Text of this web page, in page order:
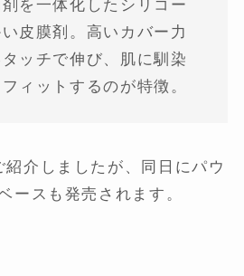
を一体化したシリコー
皮膜剤。高いカバー力
ッチで伸び、肌に馴染
ィットするのが特徴。
介しましたが、同日にパウ
ースも発売されます。